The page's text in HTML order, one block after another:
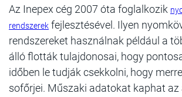
Az Inepex cég 2007 óta foglalkozik
rendszerek fejlesztésével. Ilyen
rendszereket használnak például a
álló flották tulajdonosai, hogy
időben le tudják csekkolni, hogy
sofőrjei. Műszaki adatokat kaphat az